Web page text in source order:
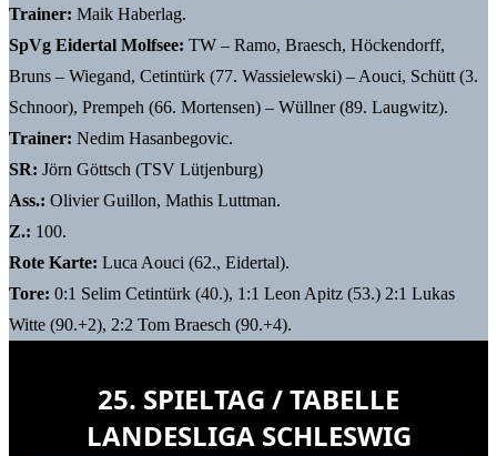
Trainer: Maik Haberlag.
SpVg Eidertal Molfsee: TW – Ramo, Braesch, Höckendorff,
Bruns – Wiegand, Cetintürk (77. Wassielewski) – Aouci, Schütt (3.
Schnoor), Prempeh (66. Mortensen) – Wüllner (89. Laugwitz).
Trainer: Nedim Hasanbegovic.
SR: Jörn Göttsch (TSV Lütjenburg)
Ass.: Olivier Guillon, Mathis Luttman.
Z.: 100.
Rote Karte: Luca Aouci (62., Eidertal).
Tore: 0:1 Selim Cetintürk (40.), 1:1 Leon Apitz (53.) 2:1 Lukas
Witte (90.+2), 2:2 Tom Braesch (90.+4).
25. SPIELTAG / TABELLE
LANDESLIGA SCHLESWIG